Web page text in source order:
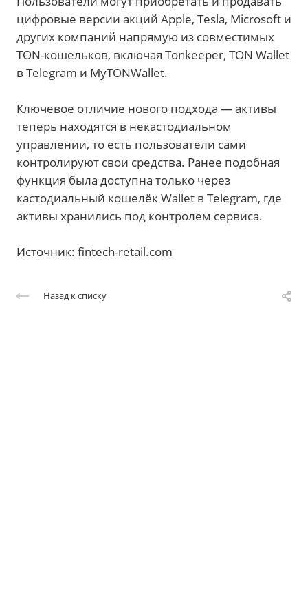
цифровые версии акций Apple, Tesla, Microsoft и
других компаний напрямую из совместимых
TON-кошельков, включая Tonkeeper, TON Wallet
в Telegram и MyTONWallet.
Ключевое отличие нового подхода — активы
теперь находятся в некастодиальном
управлении, то есть пользователи сами
контролируют свои средства. Ранее подобная
функция была доступна только через
кастодиальный кошелёк Wallet в Telegram, где
активы хранились под контролем сервиса.
Источник: fintech-retail.com
Назад к списку